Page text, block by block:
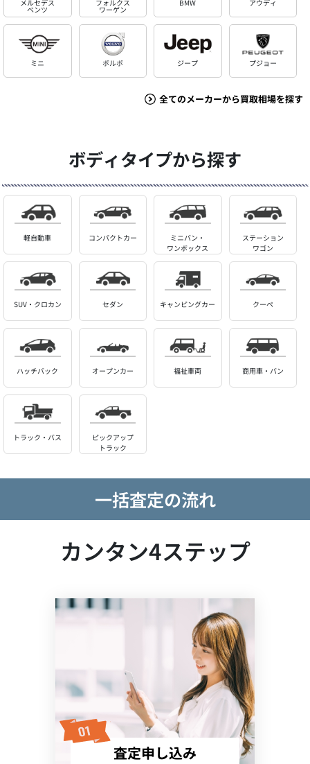
メルセデス
ベンツ
フォルクス
ワーゲン
BMW アウディ
ミニ ボルボ ジープ プジョー
全てのメーカーから買取相場を探す
ボディタイプから探す
軽自動車 コンパクトカー
ミニバン・
ワンボックス
ステーション
ワゴン
SUV・クロカン セダン キャンピングカー クーペ
ハッチバック オープンカー 福祉車両 商用車・バン
トラック・バス
ピックアップ
トラック
一括査定の流れ
カンタン4ステップ
査定申し込み